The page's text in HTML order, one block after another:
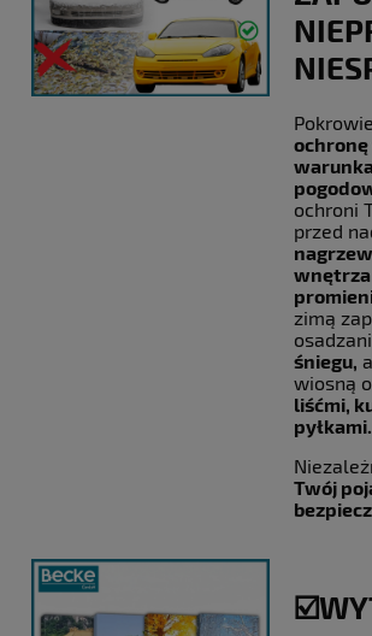
ochroni
przed
zimą
śniegu,
wiosną
liśćmi,
pyłkami.
Twój